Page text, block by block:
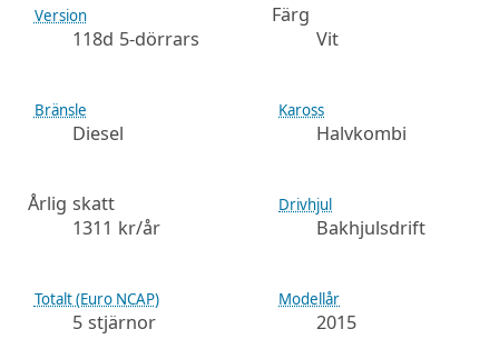
Version
118d 5-dörrars
Färg
Vit
Bränsle
Diesel
Kaross
Halvkombi
Årlig skatt
1311 kr/år
Drivhjul
Bakhjulsdrift
Totalt (Euro NCAP)
5 stjärnor
Modellår
2015